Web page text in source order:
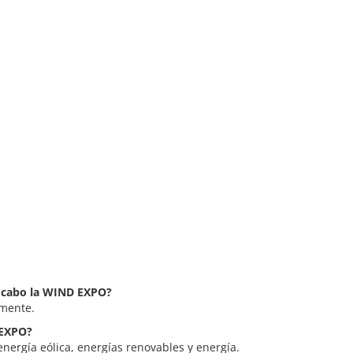
la WIND EXPO?
eólica, energías renovables y energía.